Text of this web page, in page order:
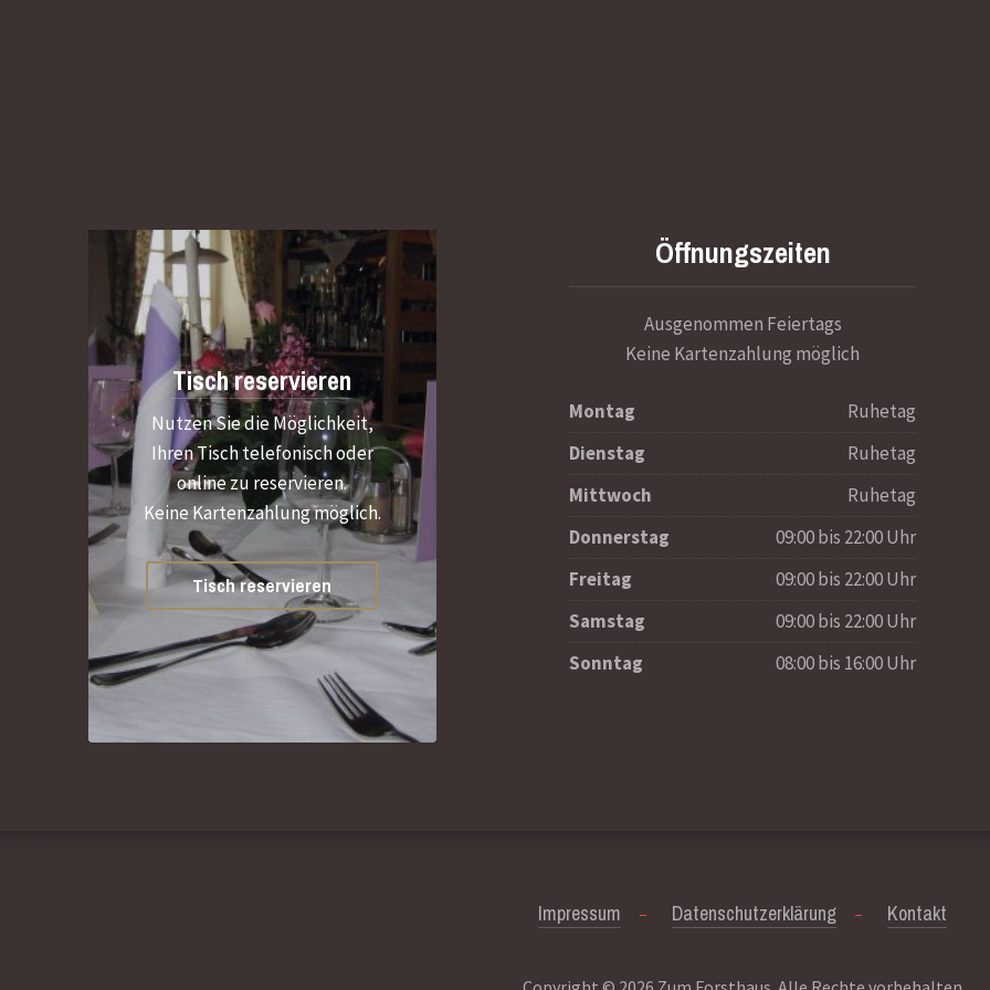
Tisch reservieren
Nutzen Sie die Möglichkeit,
Ihren Tisch telefonisch oder
online zu reservieren.
Keine Kartenzahlung möglich.
Tisch reservieren
Öffnungszeiten
Ausgenommen Feiertags
Keine Kartenzahlung möglich
Montag
Ruhetag
Dienstag
Ruhetag
Mittwoch
Ruhetag
Donnerstag
09:00 bis 22:00 Uhr
Freitag
09:00 bis 22:00 Uhr
Samstag
09:00 bis 22:00 Uhr
Sonntag
08:00 bis 16:00 Uhr
Impressum Datenschutzerklärung Kontakt